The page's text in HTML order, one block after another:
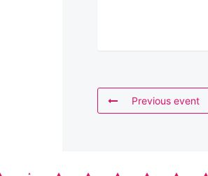
Previous event